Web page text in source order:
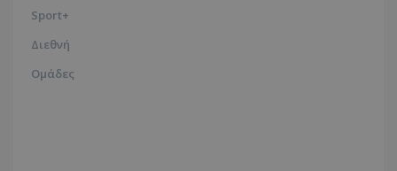
Sport+
Διεθνή
Ομάδες